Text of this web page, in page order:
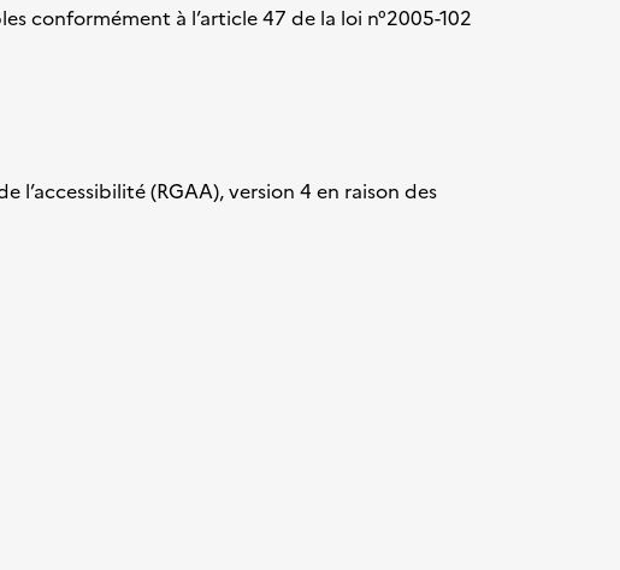
conformément à l’article 47 de la loi n°2005-102
(RGAA), version 4 en raison des